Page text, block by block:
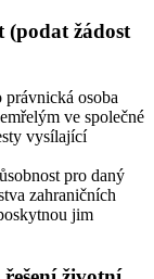
(podat žádost
osoba
ve společné
vysílající
pro daný
zahraničních
jim